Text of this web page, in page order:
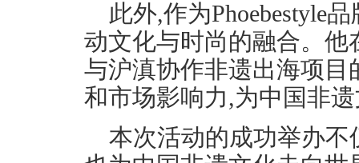
此外,作为Phoebestyle
动文化与时尚的融合。他
与沪滇协作非遗出海项
和市场影响力,为中国非
本次活动的成功举办